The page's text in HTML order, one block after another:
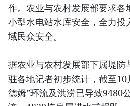
作。农业与农村发展部要求各
小型水电站水库安全，全力投
域民众安全。
据农业与农村发展部下属堤防
驻各地记者初步统计，截至
德姆”环流及洪涝已导致9480